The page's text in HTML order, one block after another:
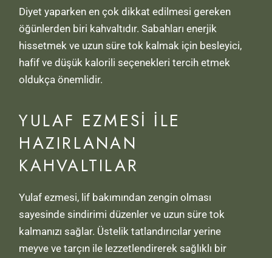
Diyet yaparken en çok dikkat edilmesi gereken
öğünlerden biri kahvaltıdır. Sabahları enerjik
hissetmek ve uzun süre tok kalmak için besleyici,
hafif ve düşük kalorili seçenekleri tercih etmek
oldukça önemlidir.
YULAF EZMESI ILE
HAZIRLANAN
KAHVALTILAR
Yulaf ezmesi, lif bakımından zengin olması
sayesinde sindirimi düzenler ve uzun süre tok
kalmanızı sağlar. Üstelik tatlandırıcılar yerine
meyve ve tarçın ile lezzetlendirerek sağlıklı bir